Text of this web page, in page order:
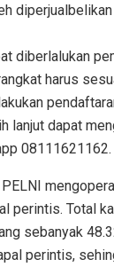
diperjualbelikan
diberlalukan
harus
lanjut dapat
08111621162.
perintis. Total
sebanyak
perintis,